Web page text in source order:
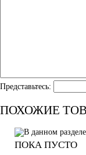
Представьтесь:
ПОХОЖИЕ
ПОКА ПУСТО